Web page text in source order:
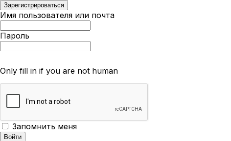
Имя пользователя или почта
Пароль
Only fill in if you are not human
Запомнить меня